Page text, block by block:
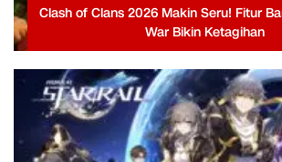
Clash of Clans 2026 Makin Seru! Fitur
War Bikin Ketagihan